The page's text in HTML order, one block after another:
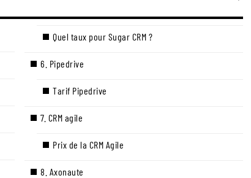
Quel taux pour Sugar CRM ?
6. Pipedrive
Tarif Pipedrive
7. CRM agile
Prix de la CRM Agile
8. Axonaute